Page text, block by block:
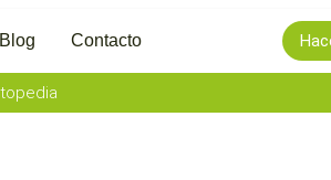
Blog Contacto